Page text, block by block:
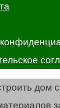
дом